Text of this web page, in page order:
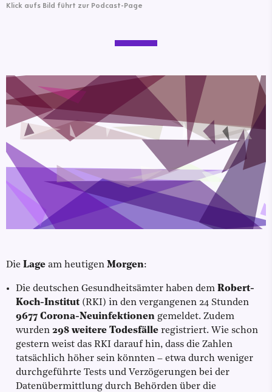
Klick aufs Bild führt zur Podcast-Page
Die Lage am heutigen Morgen:
Die deutschen Gesundheitsämter haben dem Robert-
Koch-Institut (RKI) in den vergangenen 24 Stunden
9677 Corona-Neuinfektionen gemeldet. Zudem
wurden 298 weitere Todesfälle registriert. Wie schon
gestern weist das RKI darauf hin, dass die Zahlen
tatsächlich höher sein könnten – etwa durch weniger
durchgeführte Tests und Verzögerungen bei der
Datenübermittlung durch Behörden über die